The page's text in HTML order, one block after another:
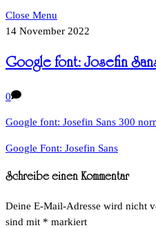
Close Menu
14 November 2022
Google font: Josefin
0
Google font: Josefin Sans 300
Google Font: Josefin Sans
Schreibe einen Kommentar
Deine E-Mail-Adresse wird nicht
sind mit * markiert